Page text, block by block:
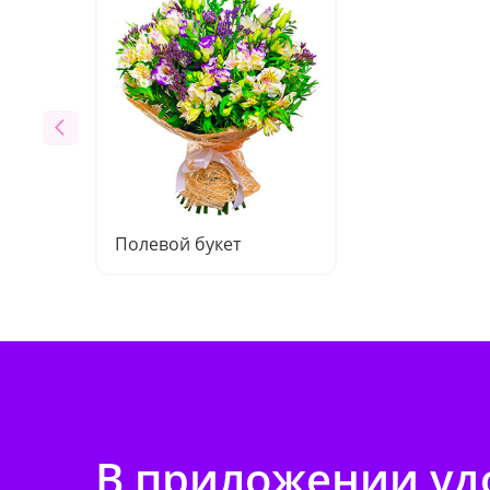
Полевой букет
В приложении